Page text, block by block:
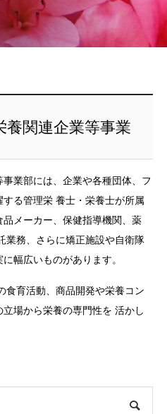
関連企業等事業
業部には、企業や各種団体、フ
る管理栄 養士・栄養士が所属
メーカー、保健指導機関、薬
業務、さらに矯正施設や自衛隊
幅広いものがあります。
食育活動、商品開発や栄養コン
場から栄養の専門性を 活かし